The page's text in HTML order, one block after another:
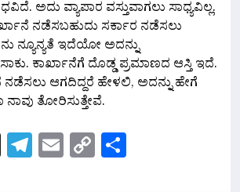
ಅದು ವ್ಯಾಪಾರ ವಸ್ತುವಾಗಲು ಸಾಧ್ಯವಿಲ್ಲ.
ನಡೆಸಬಹುದು ಸರ್ಕಾರ ನಡೆಸಲು
ನ್ಯೂನ್ಯತೆ ಇದೆಯೋ ಅದನ್ನು
ಕಾರ್ಖಾನೆಗೆ ದೊಡ್ಡ ಪ್ರಮಾಣದ ಆಸ್ತಿ ಇದೆ.
ನಡೆಸಲು ಆಗದಿದ್ದರೆ ಹೇಳಲಿ, ಅದನ್ನು ಹೇಗೆ
ತೋರಿಸುತ್ತೇವೆ.
X Telegram
Email
Copy
Link